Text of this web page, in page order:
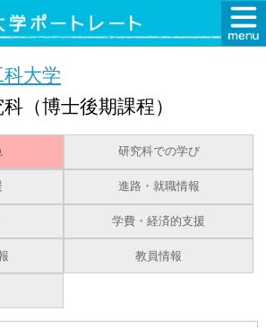
大学
（博士後期課程）
研究科での学び
進路・就職情報
学費・経済的支援
教員情報